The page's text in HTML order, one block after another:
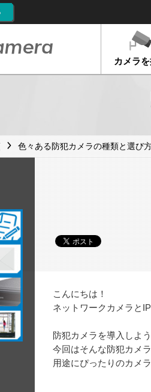
カメラ
色々ある防犯カメラの種類と選び
こんにちは！
ネットワークカメラと
防犯カメラを導入しよ
今回はそんな防犯カメ
用途にぴったりのカメ